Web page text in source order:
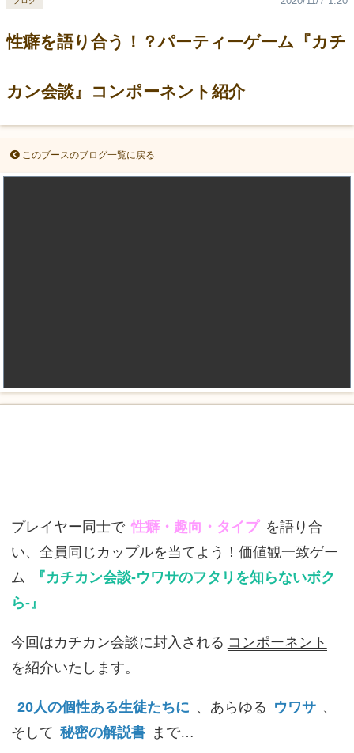
性癖を語り合う！？パーティーゲーム『カチ
カン会談』コンポーネント紹介
このブースのブログ一覧に戻る
プレイヤー同士で 性癖・趣向・タイプ を語り合
い、全員同じカップルを当てよう！価値観一致ゲー
ム
『カチカン会談-ウワサのフタリを知らないボク
ら-』
今回はカチカン会談に封入される コンポーネント
を紹介いたします。
20人の個性ある生徒たちに 、あらゆる ウワサ 、
そして 秘密の解説書 まで…